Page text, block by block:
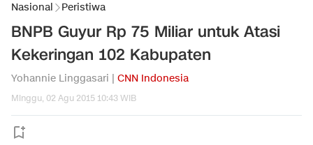
Nasional Peristiwa
BNPB Guyur Rp 75 Miliar untuk Atasi
Kekeringan 102 Kabupaten
Yohannie Linggasari | CNN Indonesia
Minggu, 02 Agu 2015 10:43 WIB